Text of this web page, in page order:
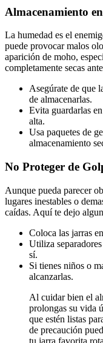
Almacenamiento
La humedad es el
puede provocar malos
aparición de moho,
completamente secas
Asegúrate de que
de almacenarlas.
Evita guardarlas
alta.
Usa paquetes de
almacenamiento
No Proteger de
Aunque pueda parecer
lugares inestables o
caídas. Aquí te dejo
Coloca las jarras
Utiliza
sí.
Si tienes niños o
alcanzarlas.
Al cuidar bien el
prolongas su vida
que estén listas
de precaución
tu jarra favorita